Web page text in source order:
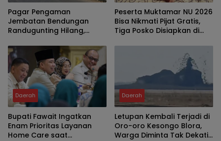
Pagar Pengaman
Jembatan Bendungan
Randugunting Hilang,
Membahayakan
Peserta Muktamar NU 2026
Bisa Nikmati Pijat Gratis,
Tiga Posko Disiapkan di
Daerah
Bupati Fawait Ingatkan
Enam Prioritas Layanan
Home Care saat
Daerah
Letupan Kembali Terjadi di
Oro-oro Kesongo Blora,
Warga Diminta Tak Dekati